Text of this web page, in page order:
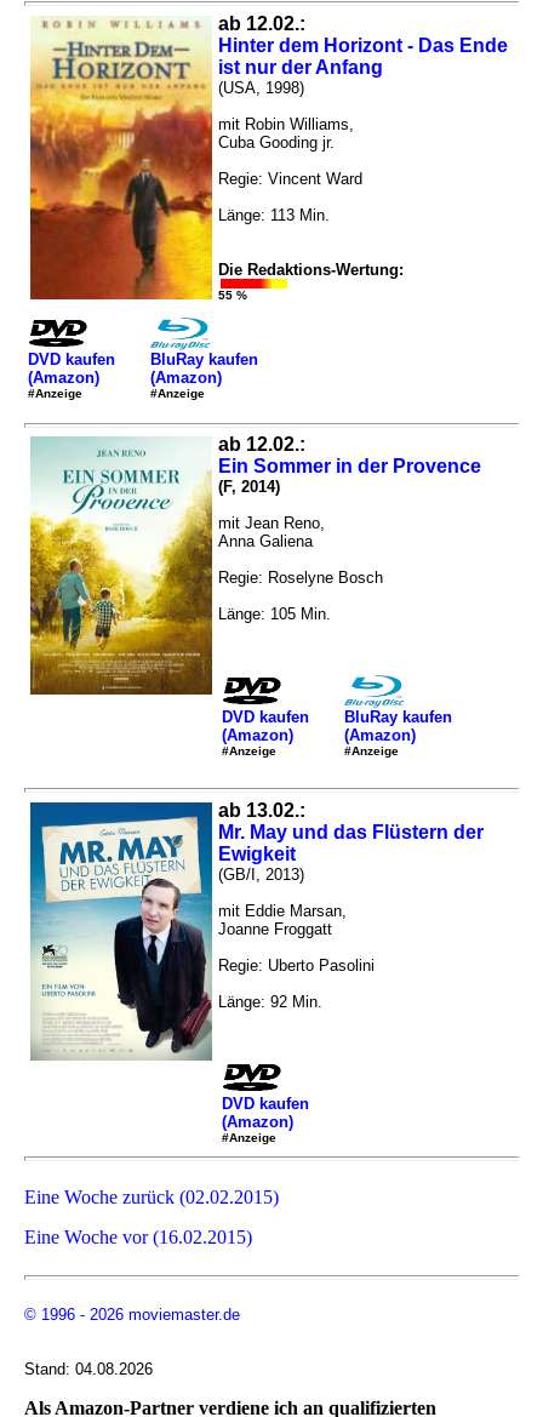
ab 12.02.:
Hinter dem Horizont - Das Ende
ist nur der Anfang
(USA, 1998)
mit Robin Williams,
Cuba Gooding jr.
Regie: Vincent Ward
Länge: 113 Min.
Die Redaktions-Wertung:
55 %
DVD kaufen
(Amazon)
#Anzeige
BluRay kaufen
(Amazon)
#Anzeige
ab 12.02.:
Ein Sommer in der Provence
(F, 2014)
mit Jean Reno,
Anna Galiena
Regie: Roselyne Bosch
Länge: 105 Min.
DVD kaufen
(Amazon)
#Anzeige
BluRay kaufen
(Amazon)
#Anzeige
ab 13.02.:
Mr. May und das Flüstern der
Ewigkeit
(GB/I, 2013)
mit Eddie Marsan,
Joanne Froggatt
Regie: Uberto Pasolini
Länge: 92 Min.
DVD kaufen
(Amazon)
#Anzeige
Eine Woche zurück (02.02.2015)
Eine Woche vor (16.02.2015)
© 1996 - 2026 moviemaster.de
Stand: 04.08.2026
Als Amazon-Partner verdiene ich an qualifizierten